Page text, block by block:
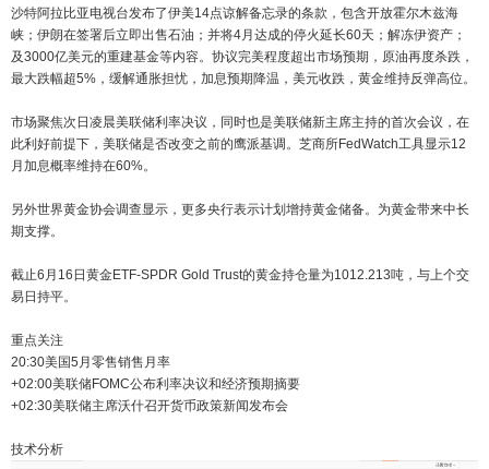
沙特阿拉比亚电视台发布了伊美14点谅解备忘录的条款，包含开放霍尔木兹海
峡；伊朗在签署后立即出售石油；并将4月达成的停火延长60天；解冻伊资产；
及3000亿美元的重建基金等内容。协议完美程度超出市场预期，原油再度杀跌，
最大跌幅超5%，缓解通胀担忧，加息预期降温，美元收跌，黄金维持反弹高位。
市场聚焦次日凌晨美联储利率决议，同时也是美联储新主席主持的首次会议，在
此利好前提下，美联储是否改变之前的鹰派基调。芝商所FedWatch工具显示12
月加息概率维持在60%。
另外世界黄金协会调查显示，更多央行表示计划增持黄金储备。为黄金带来中长
期支撑。
截止6月16日黄金ETF-SPDR Gold Trust的黄金持仓量为1012.213吨，与上个交
易日持平。
重点关注
20:30美国5月零售销售月率
+02:00美联储FOMC公布利率决议和经济预期摘要
+02:30美联储主席沃什召开货币政策新闻发布会
技术分析